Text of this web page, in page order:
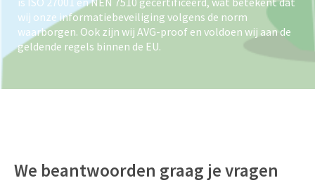
wij onze informatiebeveiliging volgens de norm
waarborgen. Ook zijn wij AVG-proof en voldoen wij aan de
geldende regels binnen de EU.
We beantwoorden graag je vragen